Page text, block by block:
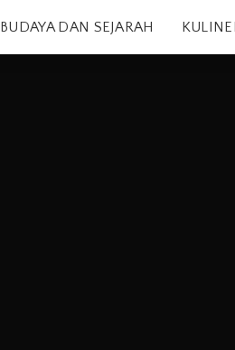
BUDAYA DAN SEJARAH